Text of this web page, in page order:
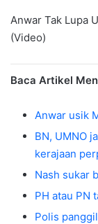
Anwar Tak Lupa
(Video)
Baca Artikel
Anwar usik
BN, UMNO
kerajaan
Nash sukar
PH atau PN
Polis